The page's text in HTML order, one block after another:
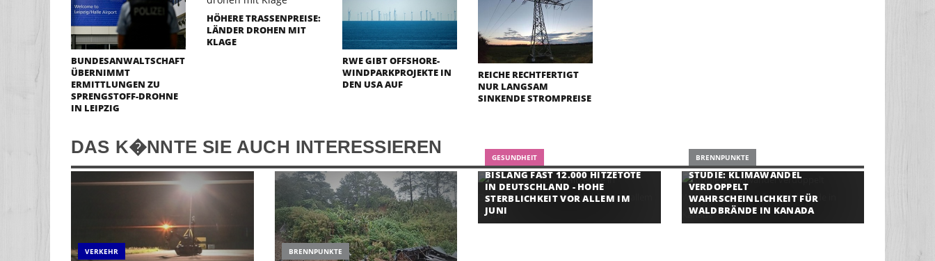
BUNDESANWALTSCHAFT
ÜBERNIMMT
ERMITTLUNGEN ZU
SPRENGSTOFF-DROHNE
IN LEIPZIG
HÖHERE TRASSENPREISE:
LÄNDER DROHEN MIT
KLAGE
RWE GIBT OFFSHORE-
WINDPARKPROJEKTE IN
DEN USA AUF
REICHE RECHTFERTIGT
NUR LANGSAM
SINKENDE STROMPREISE
DAS K�NNTE SIE AUCH INTERESSIEREN
VERKEHR BRENNPUNKTE
GESUNDHEIT
BISLANG FAST 12.000 HITZETOTE
IN DEUTSCHLAND - HOHE
STERBLICHKEIT VOR ALLEM IM
JUNI
BRENNPUNKTE
STUDIE: KLIMAWANDEL
VERDOPPELT
WAHRSCHEINLICHKEIT FÜR
WALDBRÄNDE IN KANADA